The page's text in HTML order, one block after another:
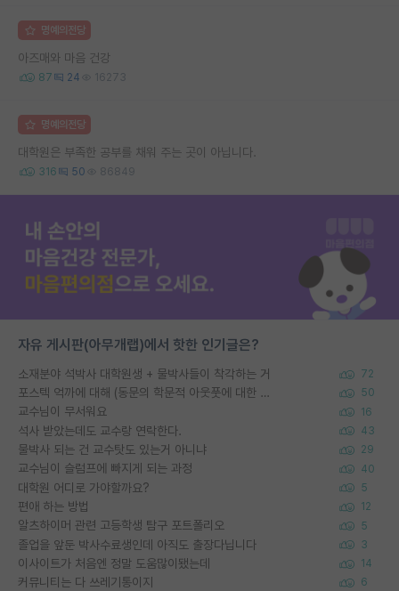
명예의전당
아즈매와 마음 건강
87 24 16273
명예의전당
대학원은 부족한 공부를 채워 주는 곳이 아닙니다.
316 50 86849
자유 게시판(아무개랩)에서 핫한 인기글은?
소재분야 석박사 대학원생 + 물박사들이 착각하는 거 72
포스텍 억까에 대해 (동문의 학문적 아웃풋에 대한 반박) 50
교수님이 무서워요 16
석사 받았는데도 교수랑 연락한다. 43
물박사 되는 건 교수탓도 있는거 아니냐 29
교수님이 슬럼프에 빠지게 되는 과정 40
대학원 어디로 가야할까요? 5
편애 하는 방법 12
알츠하이머 관련 고등학생 탐구 포트폴리오 5
졸업을 앞둔 박사수료생인데 아직도 출장다닙니다 3
이사이트가 처음엔 정말 도움많이됐는데 14
커뮤니티는 다 쓰레기통이지 6